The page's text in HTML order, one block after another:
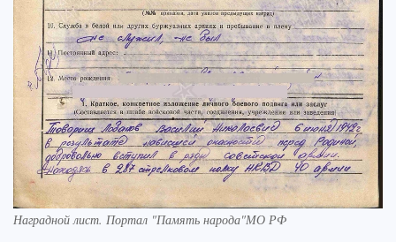
Наградной лист. Портал "Память народа"МО РФ